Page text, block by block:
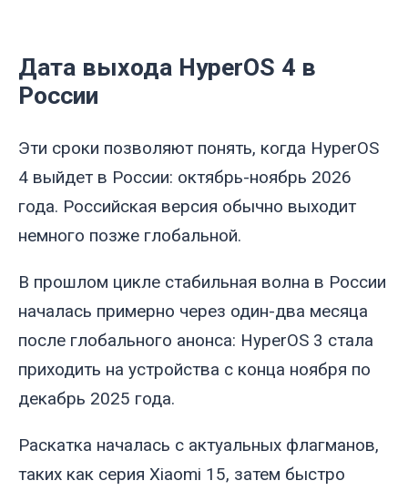
Дата выхода HyperOS 4 в
России
Эти сроки позволяют понять, когда HyperOS
4 выйдет в России: октябрь-ноябрь 2026
года. Российская версия обычно выходит
немного позже глобальной.
В прошлом цикле стабильная волна в России
началась примерно через один-два месяца
после глобального анонса: HyperOS 3 стала
приходить на устройства с конца ноября по
декабрь 2025 года.
Раскатка началась с актуальных флагманов,
таких как серия Xiaomi 15, затем быстро